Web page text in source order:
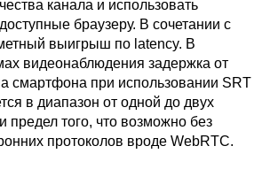
канала и использовать
браузеру. В сочетании с
выигрыш по latency. В
видеонаблюдения задержка от
смартфона при использовании SRT
в диапазон от одной до двух
предел того, что возможно без
протоколов вроде WebRTC.